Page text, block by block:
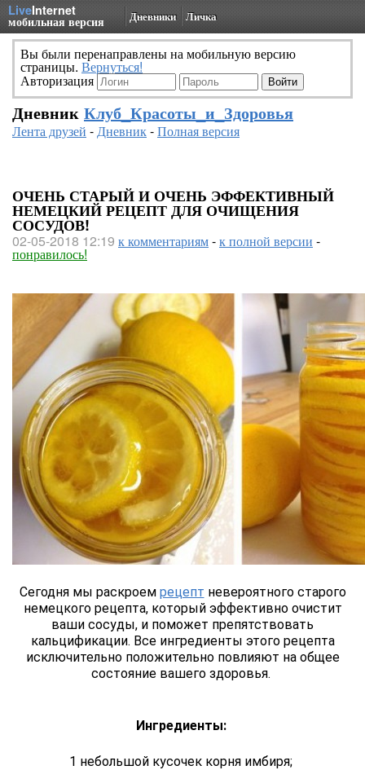
LiveInternet
мобильная версия Дневники Личка
Вы были перенаправлены на мобильную версию
страницы. Вернуться!
Авторизация
Дневник Клуб_Красоты_и_Здоровья
Лента друзей -Дневник-Полная версия
ОЧЕНЬ СТАРЫЙ И ОЧЕНЬ ЭФФЕКТИВНЫЙ
НЕМЕЦКИЙ РЕЦЕПТ ДЛЯ ОЧИЩЕНИЯ
СОСУДОВ!
02-05-2018 12:19 к комментариям-к полной версии -
понравилось!
Сегодня мы раскроем рецепт невероятного старого
немецкого рецепта, который эффективно очистит
ваши сосуды, и поможет препятствовать
кальцификации. Все ингредиенты этого рецепта
исключительно положительно повлияют на общее
состояние вашего здоровья.
Ингредиенты:
1 небольшой кусочек корня имбиря;